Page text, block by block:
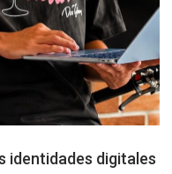
identidades digitales